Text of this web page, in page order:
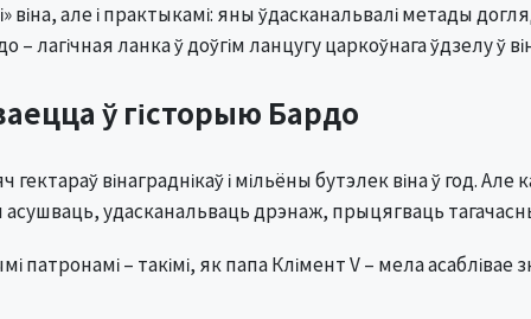
віна, але і практыкамі: яны ўдасканальвалі метады
– лагічная ланка ў доўгім ланцугу царкоўнага ўдзелу ў
ў гісторыю Бардо
вінаграднікаў і мільёны бутэлек віна ў год. Але
асушваць, удасканальваць дрэнаж, прыцягваць
патронамі – такімі, як папа Клімент V – мела асаблівае